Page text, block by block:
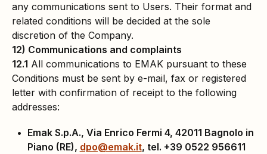
any communications sent to Users. Their format and
related conditions will be decided at the sole
discretion of the Company.
12) Communications and complaints
12.1 All communications to EMAK pursuant to these
Conditions must be sent by e-mail, fax or registered
letter with confirmation of receipt to the following
addresses:
Emak S.p.A., Via Enrico Fermi 4, 42011 Bagnolo in
Piano (RE), dpo@emak.it, tel. +39 0522 956611